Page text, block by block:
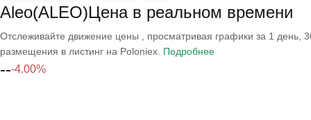
Aleo(ALEO)Цена в реальном времени
Отслеживайте движение цены , просматривая графики за 1 день,
размещения в листинг на Poloniex. Подробнее
---4.00%